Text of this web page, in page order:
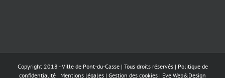
Copyright 2018 - Ville de Pont-du-Casse | Tous droits réservés | Politique de
confidentialité | Mentions légales | Gestion des cookies | Eve Web&Design